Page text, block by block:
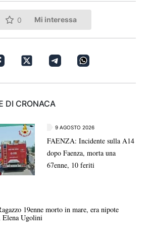
0 Mi interessa
DI CRONACA
9 AGOSTO 2026
FAENZA: Incidente sulla A14
dopo Faenza, morta una
67enne, 10 feriti
19enne morto in mare, era nipote
Elena Ugolini